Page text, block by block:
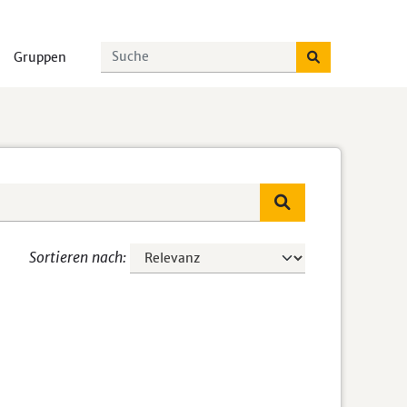
Gruppen
Sortieren nach